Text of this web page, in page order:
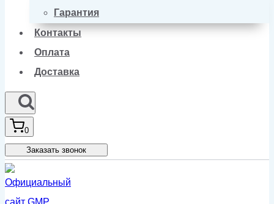
Гарантия
Контакты
Оплата
Доставка
0
Заказать звонок